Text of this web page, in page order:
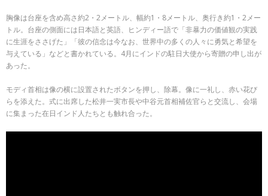
胸像は台座を含め高さ約2・2メートル、幅約1・8メートル、奥行き約1・2メー
トル。台座の側面には日本語と英語、ヒンディー語で「非暴力の価値観の実践
に生涯をささげた」「彼の信念は今なお、世界中の多くの人々に勇気と希望を
与えている」などと書かれている。4月にインドの駐日大使から寄贈の申し出が
あった。
モディ首相は像の横に設置されたボタンを押し、除幕。像に一礼し、赤い花び
らを添えた。式に出席した松井一実市長や中谷元首相補佐官らと交流し、会場
に集まった在日インド人たちとも触れ合った。